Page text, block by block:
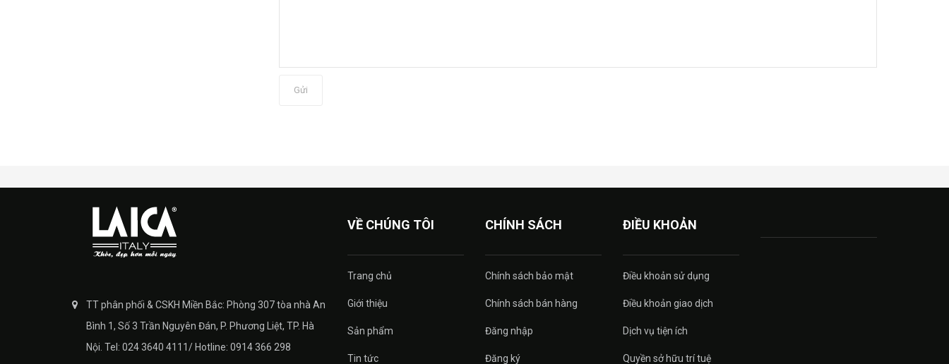
Gửi
TT phân phối & CSKH Miền Bắc: Phòng 307 tòa nhà An
Bình 1, Số 3 Trần Nguyên Đán, P. Phương Liệt, TP. Hà
Nội. Tel: 024 3640 4111/ Hotline: 0914 366 298
VỀ CHÚNG TÔI
Trang chủ
Giới thiệu
Sản phẩm
Tin tức
CHÍNH SÁCH
Chính sách bảo mật
Chính sách bán hàng
Đăng nhập
Đăng ký
ĐIỀU KHOẢN
Điều khoản sử dụng
Điều khoản giao dịch
Dịch vụ tiện ích
Quyền sở hữu trí tuệ